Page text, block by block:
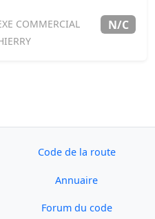
COMMERCIAL
N/C
Code de la route
Annuaire
Forum du code